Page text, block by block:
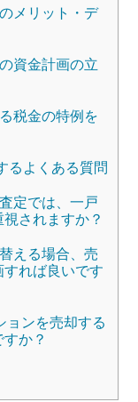
メリット・デ
資金計画の立
税金の特例を
るよくある質問
定では、一戸
されますか？
える場合、売
れば良いです
ンを売却する
か？